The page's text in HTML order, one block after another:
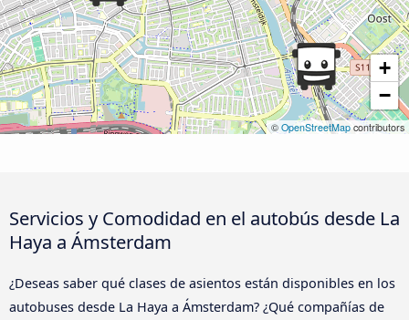
+
−
© OpenStreetMap contributors
Servicios y Comodidad en el autobús desde La
Haya a Ámsterdam
¿Deseas saber qué clases de asientos están disponibles en los
autobuses desde La Haya a Ámsterdam? ¿Qué compañías de